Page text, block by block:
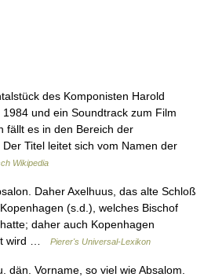
des Komponisten Harold
und ein Soundtrack zum Film
fällt es in den Bereich der
Titel leitet sich vom Namen der
Wikipedia
Daher Axelhuus, das alte Schloß
(s.d.), welches Bischof
daher auch Kopenhagen
wird …
Pierer's Universal-Lexikon
dän. Vorname, so viel wie Absalom.